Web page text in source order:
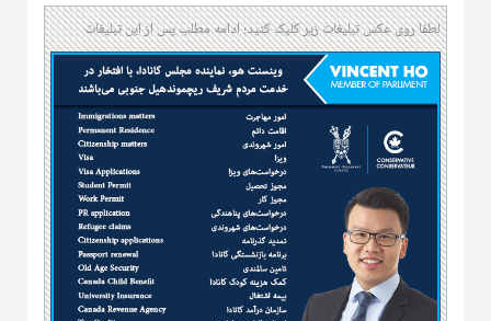
لطفا روی عکس تبلیغات زیر کلیک کنید؛ ادامه مطلب پس از این تبلیغات